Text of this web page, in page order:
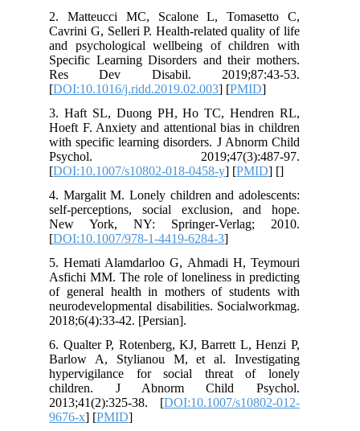
2. Matteucci MC, Scalone L,
Cavrini G, Selleri P. Health-related
and psychological wellbeing of
Specific Learning Disorders and their
Res Dev Disabil.
[DOI:10.1016/j.ridd.2019.02.003
3. Haft SL, Duong PH, Ho TC,
Hoeft F. Anxiety and attentional bias
with specific learning disorders. J
Psychol.
[DOI:10.1007/s10802-018-0458-y
4. Margalit M. Lonely children and
self-perceptions, social exclusion,
New York, NY: Springer-
[DOI:10.1007/978-1-4419-6284-3
5. Hemati Alamdarloo G, Ahmadi H,
Asfichi MM. The role of loneliness in
of general health in mothers of
neurodevelopmental disabilities.
2018;6(4):33-42. [Persian].
6. Qualter P, Rotenberg, KJ, Barrett L,
Barlow A, Stylianou M, et al.
hypervigilance for social threat
children. J Abnorm Child
2013;41(2):325-38. [DOI:10.1007/